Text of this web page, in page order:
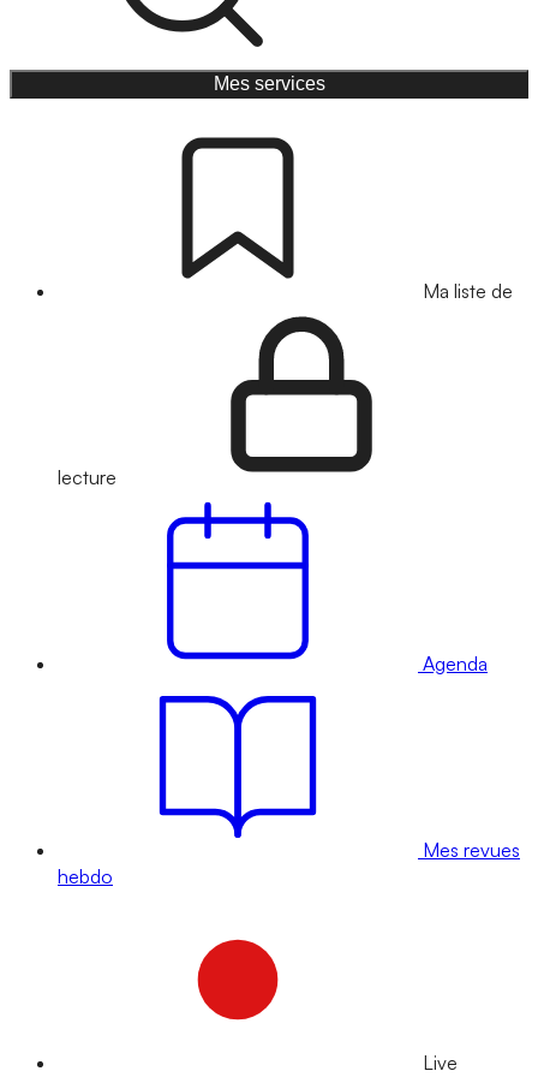
Mes services
Ma liste de
lecture
Agenda
Mes revues
hebdo
Live